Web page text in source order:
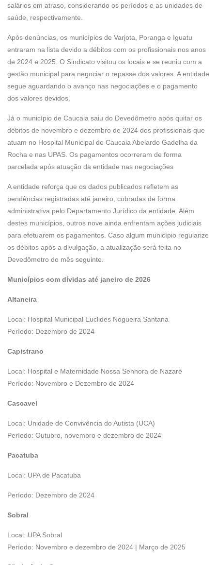
o
o
e
r
A
p
r
a
salários em atraso, considerando os períodos e as unidades de
saúde, respectivamente.
Após denúncias, os municípios de Varjota, Poranga e Iguatu
entraram na lista devido a débitos com os profissionais nos anos
de 2024 e 2025. O Sindicato visitou os locais e se reuniu com a
gestão municipal para negociar o repasse dos valores. A entidade
segue aguardando o avanço nas negociações e o pagamento
dos valores devidos.
Já o município de Caucaia saiu do Devedômetro após quitar os
débitos de novembro e dezembro de 2024 dos profissionais que
atuam no Hospital Municipal de Caucaia Abelardo Gadelha da
Rocha e nas UPAS. Os pagamentos ocorreram de forma
parcelada após atuação da entidade nas negociações
A entidade reforça que os dados publicados refletem as
pendências registradas até janeiro, cobradas de forma
administrativa pelo Departamento Jurídico da entidade. Além
destes municípios, outros nove ainda enfrentam ações judiciais
para efetuarem os pagamentos. Caso algum município regularize
os débitos após a divulgação, a atualização será feita no
Devedômetro do mês seguinte.
Municípios com dívidas até janeiro de 2026
Altaneira
Local: Hospital Municipal Euclides Nogueira Santana
Período: Dezembro de 2024
Capistrano
Local: Hospital e Maternidade Nossa Senhora de Nazaré
Período: Novembro e Dezembro de 2024
Cascavel
Local: Unidade de Convivência do Autista (UCA)
Período: Outubro, novembro e dezembro de 2024
Pacatuba
Local: UPA de Pacatuba
Período: Dezembro de 2024
Sobral
Local: UPA Sobral
Período: Novembro e dezembro de 2024 | Março de 2025